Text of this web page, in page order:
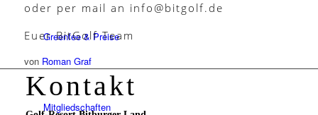
Greenfee & Preise
Mitgliedschaften
oder per mail an info@bitgolf.de
Euer BitGolf Team
von Roman Graf
Kontakt